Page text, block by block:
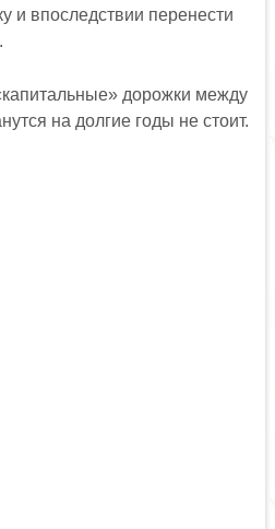
и впоследствии перенести
дорожки между
на долгие годы не стоит.